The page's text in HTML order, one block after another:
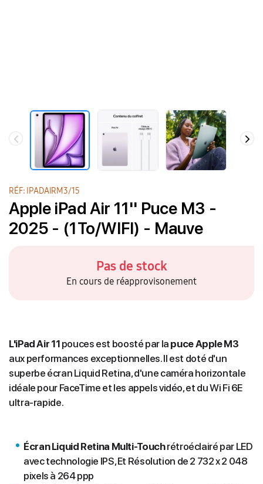
RÉF: IPADAIRM3/15
Apple iPad Air 11'' Puce M3 -
2025 - (1To/WIFI) - Mauve
Pas de stock
En cours de réapprovisonement
L'iPad Air 11 pouces est boosté par la puce Apple M3
aux performances exceptionnelles. Il est doté d'un
superbe écran Liquid Retina, d'une caméra horizontale
idéale pour FaceTime et les appels vidéo, et du Wi Fi 6E
ultra-rapide.
Écran Liquid Retina Multi‑Touchrétroéclairé par LED
avec technologie IPS, Et Résolution de 2 732 x 2 048
pixels à 264 ppp